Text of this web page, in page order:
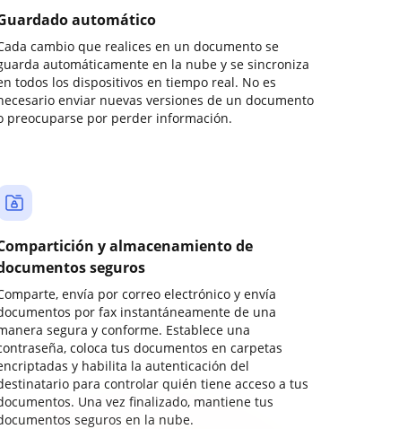
automático
cambio que realices en un documento se
automáticamente en la nube y se sincroniza
todos los dispositivos en tiempo real. No es
enviar nuevas versiones de un documento
preocuparse por perder información.
y almacenamiento de
seguros
envía por correo electrónico y envía
por fax instantáneamente de una
segura y conforme. Establece una
coloca tus documentos en carpetas
y habilita la autenticación del
para controlar quién tiene acceso a tus
Una vez finalizado, mantiene tus
seguros en la nube.